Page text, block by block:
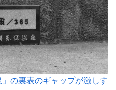
の裏表のギャップが激しす